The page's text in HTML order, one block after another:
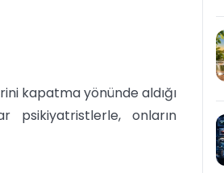
kapatma yönünde aldığı
psikiyatristlerle, onların